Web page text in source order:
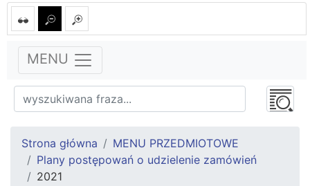
MENU
Strona główna
MENU PRZEDMIOTOWE
Plany postępowań o udzielenie zamówień
2021